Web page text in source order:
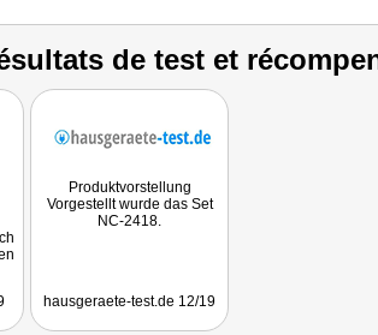
de test et
Produktvorstellung
Vorgestellt wurde das Set
NC-2418.
hausgeraete-test.de 12/19